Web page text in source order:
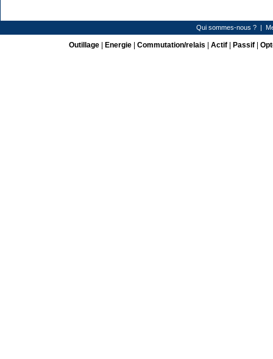
Qui sommes-nous ? |
Outillage| Energie| Commutation/relais Actif| Passif|